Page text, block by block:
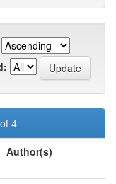
4
Author(s)